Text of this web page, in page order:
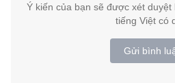
Ý kiến của bạn sẽ được xét duyệt
tiếng Việt có
Gửi bình